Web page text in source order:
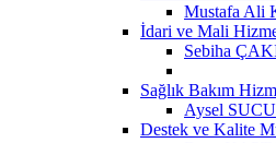
Mustafa Ali
İdari ve Mali
Sebiha
Sağlık Bakım
Aysel SUCU
Destek ve Kalite